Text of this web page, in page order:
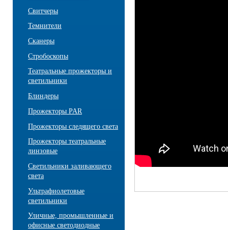
Свитчеры
Темнители
Сканеры
Стробоскопы
Театральные прожекторы и
светильники
Блиндеры
Прожекторы PAR
Прожекторы следящего света
Прожекторы театральные
линзовые
Светильники заливающего
света
Ультрафиолетовые
светильники
Уличные, промышленные и
офисные светодиодные